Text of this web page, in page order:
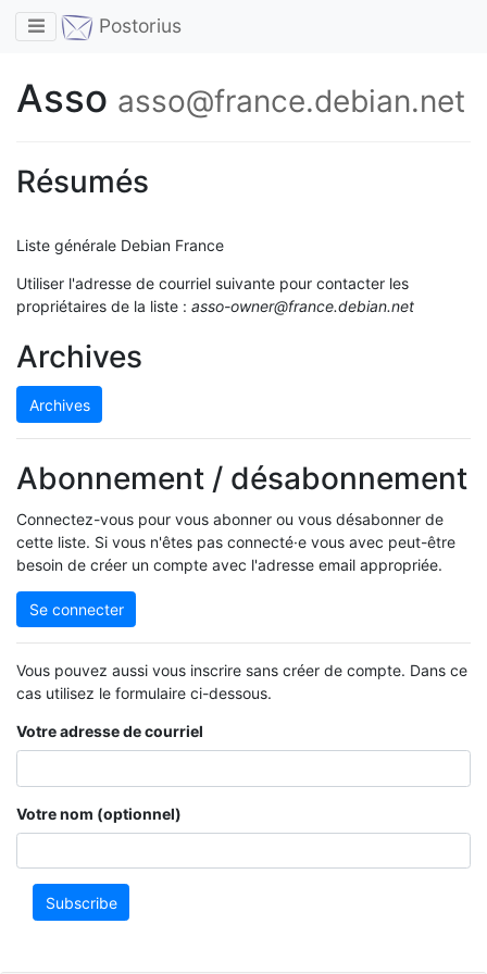
Toggle navigation
Postorius
Asso asso@france.debian.net
Résumés
Liste générale Debian France
Utiliser l'adresse de courriel suivante pour contacter les
propriétaires de la liste : asso-owner@france.debian.net
Archives
Archives
Abonnement / désabonnement
Connectez-vous pour vous abonner ou vous désabonner de
cette liste. Si vous n'êtes pas connecté·e vous avec peut-être
besoin de créer un compte avec l'adresse email appropriée.
Se connecter
Vous pouvez aussi vous inscrire sans créer de compte. Dans ce
cas utilisez le formulaire ci-dessous.
Votre adresse de courriel
Votre nom (optionnel)
Subscribe